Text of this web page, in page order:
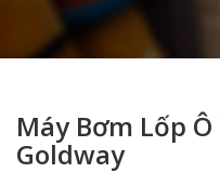
Máy Bơm Lốp
Goldway